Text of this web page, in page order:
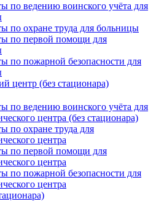
по ведению воинского учёта для
по охране труда для больницы
по первой помощи для
по пожарной безопасности для
центр (без стационара)
по ведению воинского учёта для
центра (без стационара)
по охране труда для
центра
по первой помощи для
центра
по пожарной безопасности для
центра